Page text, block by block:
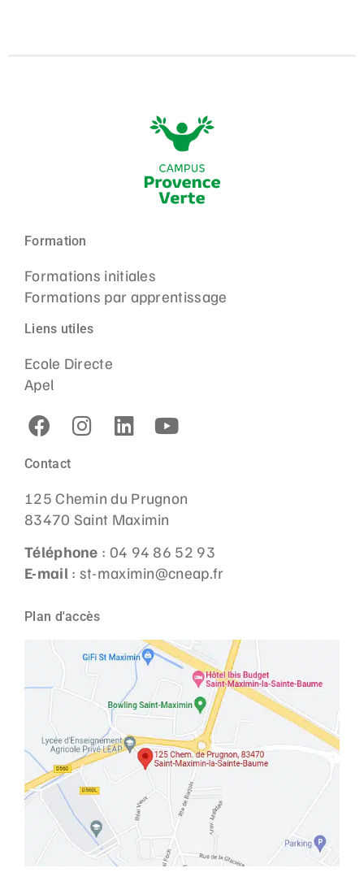
Formation
Formations initiales
Formations par apprentissage
Liens utiles
Ecole Directe
Apel
Contact
125 Chemin du Prugnon
83470 Saint Maximin
Téléphone : 04 94 86 52 93
E-mail : st-maximin@cneap.fr
Plan d'accès